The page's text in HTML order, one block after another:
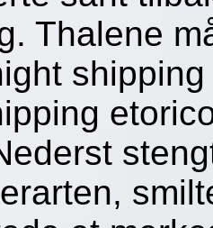
Thalene